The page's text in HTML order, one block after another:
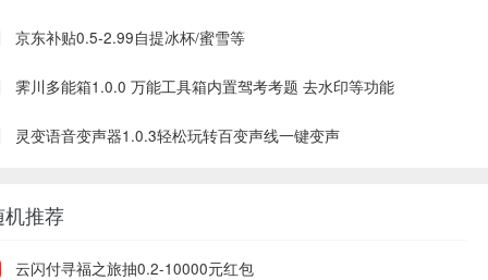
京东补贴0.5-2.99自提冰杯/蜜雪等
霁川多能箱1.0.0 万能工具箱内置驾考考题 去水印等功能
灵变语音变声器1.0.3轻松玩转百变声线一键变声
机推荐
云闪付寻福之旅抽0.2-10000元红包